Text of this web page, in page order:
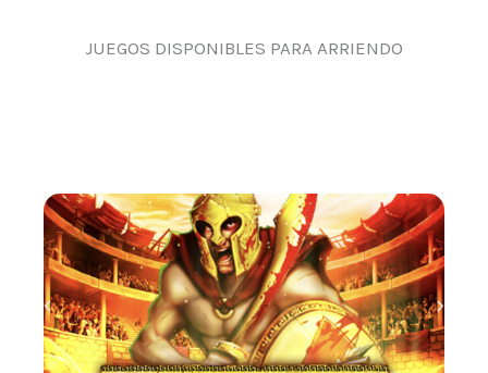
JUEGOS DISPONIBLES PARA ARRIENDO